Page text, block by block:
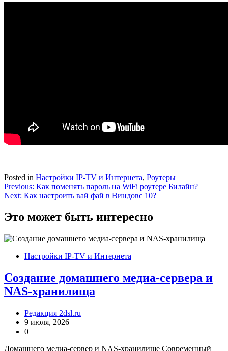
Posted in Настройки IP-TV и Интернета, Роутеры
Навигация
по
записям
Previous: Как поменять пароль на WiFi роутере Билайн?
Next: Как настроить вай фай в Виндовс 10?
Это может быть интересно
Настройки IP-TV и Интернета
Создание домашнего медиа-сервера и
NAS-хранилища
Редакция 2dsl.ru
9 июля, 2026
0
Домашнего медиа-сервер и NAS-хранилище Современный